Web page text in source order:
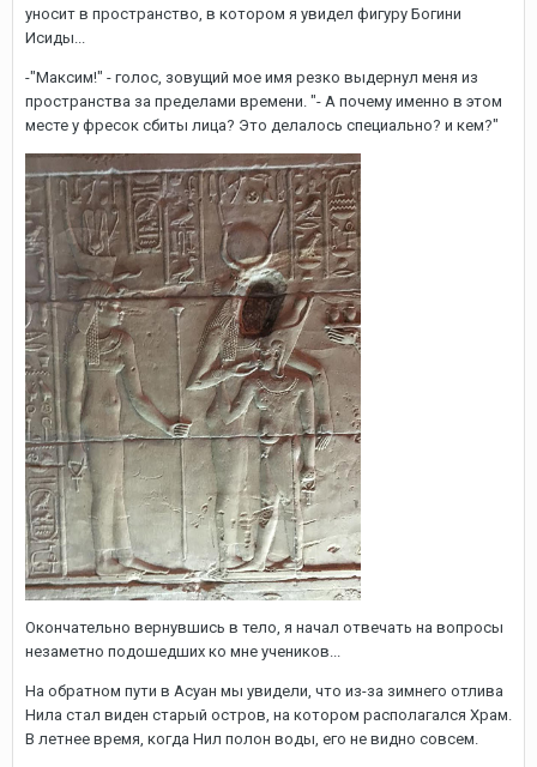
уносит в пространство, в котором я увидел фигуру Богини
Исиды...
-"Максим!" - голос, зовущий мое имя резко выдернул меня из
пространства за пределами времени. "- А почему именно в этом
месте у фресок сбиты лица? Это делалось специально? и кем?"
Окончательно вернувшись в тело, я начал отвечать на вопросы
незаметно подошедших ко мне учеников...
На обратном пути в Асуан мы увидели, что из-за зимнего отлива
Нила стал виден старый остров, на котором располагался Храм.
В летнее время, когда Нил полон воды, его не видно совсем.